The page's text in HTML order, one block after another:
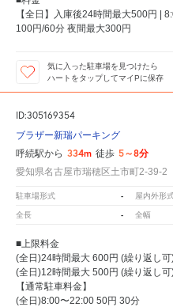
【全日】入庫後24時間最大500円 |
100円/60分 夜間最大300円
気に入った駐車場を見つけたら
ハートをタップしてマイPに保存
ID:305169354
ブラザー新瑞パーキング
呼続駅から 334m 徒歩 5～8分
愛知県名古屋市瑞穂区土市町2-39-2
駐車場形式 - 屋内外形
全長 - 全幅
■上限料金
(全日)24時間最大 600円 (繰り返し可
(全日)12時間最大 500円 (繰り返し可
【通常駐車料金】
(全日)8:00〜22:00 50円 30分